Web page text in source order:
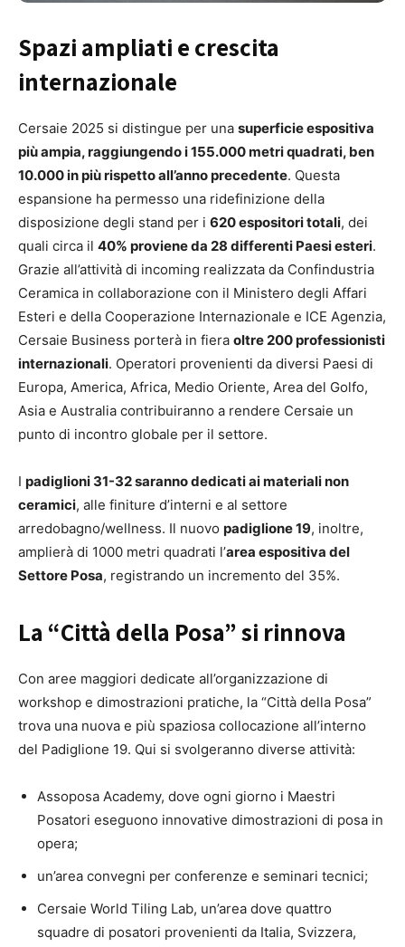
Spazi ampliati e crescita
internazionale
Cersaie 2025 si distingue per una superficie espositiva
più ampia, raggiungendo i 155.000 metri quadrati, ben
10.000 in più rispetto all’anno precedente. Questa
espansione ha permesso una ridefinizione della
disposizione degli stand per i 620 espositori totali, dei
quali circa il 40% proviene da 28 differenti Paesi esteri.
Grazie all’attività di incoming realizzata da Confindustria
Ceramica in collaborazione con il Ministero degli Affari
Esteri e della Cooperazione Internazionale e ICE Agenzia,
Cersaie Business porterà in fiera oltre 200 professionisti
internazionali. Operatori provenienti da diversi Paesi di
Europa, America, Africa, Medio Oriente, Area del Golfo,
Asia e Australia contribuiranno a rendere Cersaie un
punto di incontro globale per il settore.
I padiglioni 31-32 saranno dedicati ai materiali non
ceramici, alle finiture d’interni e al settore
arredobagno/wellness. Il nuovo padiglione 19, inoltre,
amplierà di 1000 metri quadrati l’area espositiva del
Settore Posa, registrando un incremento del 35%.
La “Città della Posa” si rinnova
Con aree maggiori dedicate all’organizzazione di
workshop e dimostrazioni pratiche, la “Città della Posa”
trova una nuova e più spaziosa collocazione all’interno
del Padiglione 19. Qui si svolgeranno diverse attività:
Assoposa Academy, dove ogni giorno i Maestri
Posatori eseguono innovative dimostrazioni di posa in
opera;
un’area convegni per conferenze e seminari tecnici;
Cersaie World Tiling Lab, un’area dove quattro
squadre di posatori provenienti da Italia, Svizzera,